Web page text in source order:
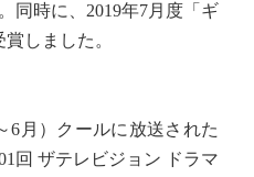
同時に、2019年7月度「ギ
しました。
6月）クールに放送された
回 ザテレビジョン ドラマ